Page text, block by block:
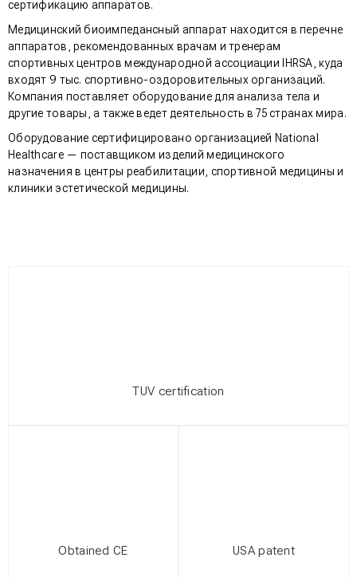
сертификацию аппаратов.
Медицинский биоимпедансный аппарат находится в перечне
аппаратов, рекомендованных врачам и тренерам
спортивных центров международной ассоциации IHRSA, куда
входят 9 тыс. спортивно-оздоровительных организаций.
Компания поставляет оборудование для анализа тела и
другие товары, а также ведет деятельность в 75 странах мира.
Оборудование сертифицировано организацией National
Healthcare — поставщиком изделий медицинского
назначения в центры реабилитации, спортивной медицины и
клиники эстетической медицины.
Obtained CE USA patent
TUV certification